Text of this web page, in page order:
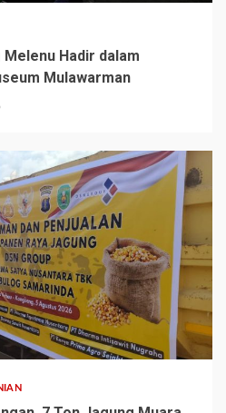
Hadir dalam
Mulawarman